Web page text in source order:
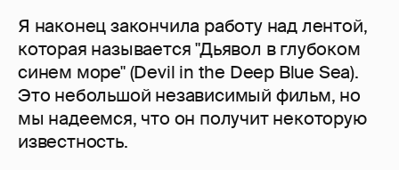
Я наконец закончила работу над лентой,
которая называется "Дьявол в глубоком
синем море" (Devil in the Deep Blue Sea).
Это небольшой независимый фильм, но
мы надеемся, что он получит некоторую
известность.